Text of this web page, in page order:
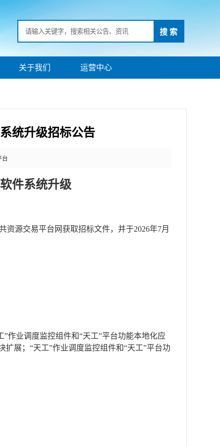
搜 索
关于我们 运营中心
统升级招标公告
台
件系统升级
资源交易平台网获取招标文件，并于2026年7月
作业调度监控组件和“天工”平台功能本地化应
展；“天工”作业调度监控组件和“天工”平台功